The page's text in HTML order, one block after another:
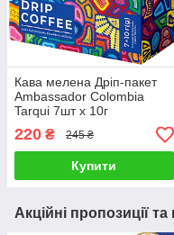
Кава мелена Дріп-пакет
Ambassador Colombia
Tarqui 7шт х 10г
220 ₴ 245 ₴
Купити
Акційні пропозиції